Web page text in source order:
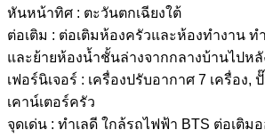
หันหน้าทิศ : ตะวันตกเฉียงใต้
ต่อเติม : ต่อเติมห้องครัวและห้องทำงาน ท
และย้ายห้องน้ำชั้นล่างจากกลางบ้านไปห
เฟอร์นิเจอร์ : เครื่องปรับอากาศ 7 เครื่อง,
เคาน์เตอร์ครัว
จุดเด่น : ทำเลดี ใกล้รถไฟฟ้า BTS ต่อเติม